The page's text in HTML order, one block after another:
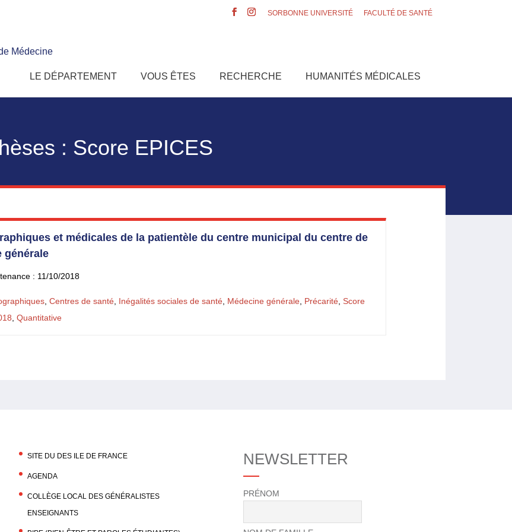
SORBONNE UNIVERSITÉ FACULTÉ DE SANTÉ
Médecine
LE DÉPARTEMENT
VOUS ÊTES RECHERCHE HUMANITÉS MÉDICALES
: Score EPICES
et médicales de la patientèle du centre municipal du centre de
générale
: 11/10/2018
Centres de santé Inégalités sociales de santé Médecine générale Précarité Score
Quantitative
SITE DU DES ILE DE FRANCE
AGENDA
COLLÈGE LOCAL DES GÉNÉRALISTES
ENSEIGNANTS
NEWSLETTER
PRÉNOM